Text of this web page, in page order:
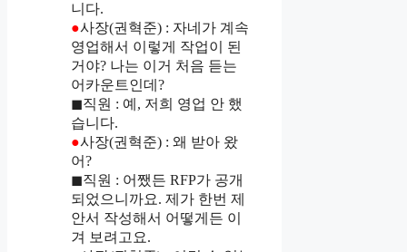
니다.
●사장(권혁준) : 자네가 계속
영업해서 이렇게 작업이 된
거야? 나는 이거 처음 듣는
어카운트인데?
◼직원 : 예, 저희 영업 안 했
습니다.
●사장(권혁준) : 왜 받아 왔
어?
◼직원 : 어쨌든 RFP가 공개
되었으니까요. 제가 한번 제
안서 작성해서 어떻게든 이
겨 보려고요.